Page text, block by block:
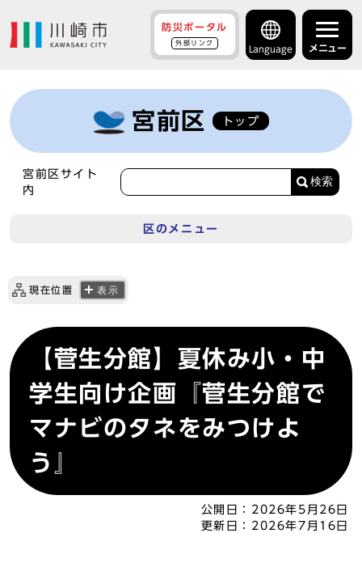
防災ポータル
外部リンク
Language メニュー
宮前区 トップ
宮前区サイト
内
検索
区のメニュー
現在位置 表示
【菅生分館】夏休み小・中
学生向け企画『菅生分館で
マナビのタネをみつけよ
う』
公開日： 2026年5月26日
更新日： 2026年7月16日